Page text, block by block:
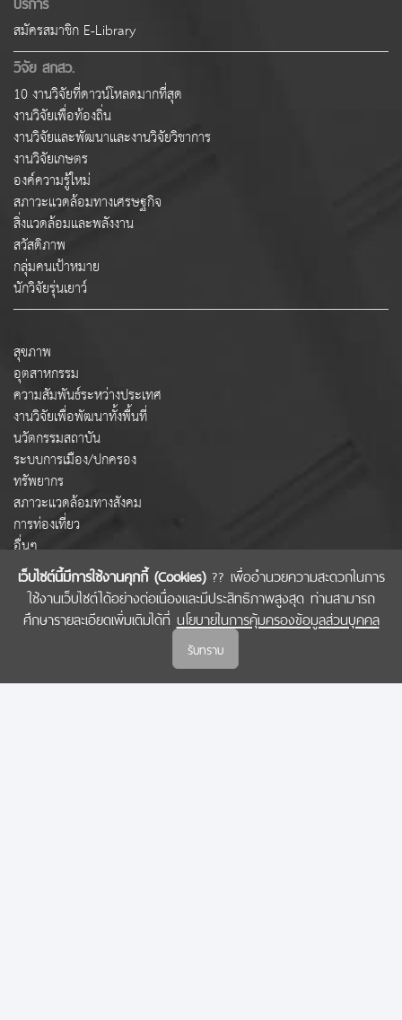
เว็บไซต์นี้มีการใช้งานคุกกี้ (Cookies)?? เพื่ออำนวยความสะดวกในการ
ใช้งานเว็บไซต์ได้อย่างต่อเนื่องและมีประสิทธิภาพสูงสุด ท่านสามารถ
ศึกษารายละเอียดเพิ่มเติมได้ที่ นโยบายในการคุ้มครองข้อมูลส่วนบุคคล
รับทราบ
สมัครสมาชิก E-Library
วิจัย สกสว.
10 งานวิจัยที่ดาวน์โหลดมากที่สุด
งานวิจัยเพื่อท้องถิ่น
งานวิจัยและพัฒนาและงานวิจัยวิชาการ
งานวิจัยเกษตร
องค์ความรู้ใหม่
สภาวะแวดล้อมทางเศรษฐกิจ
สิ่งแวดล้อมและพลังงาน
สวัสดิภาพ
กลุ่มคนเป้าหมาย
นักวิจัยรุ่นเยาว์
สุขภาพ
อุตสาหกรรม
ความสัมพันธ์ระหว่างประเทศ
งานวิจัยเพื่อพัฒนาทั้งพื้นที่
นวัตกรรมสถาบัน
ระบบการเมือง/ปกครอง
ทรัพยากร
สภาวะแวดล้อมทางสังคม
การท่องเที่ยว
อื่นๆ
COPYRIGHT © 2022 สำนักงานคณะกรรมการส่งเสริมวิทยาศาสตร์ วิจัยและนวัตกรรม
(สกสว.)
นโยบายในการคุ้มครองข้อมูลส่วนบุคคล